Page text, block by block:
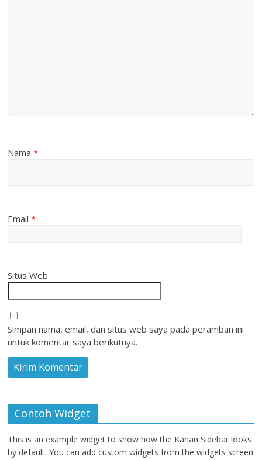
Nama*
Email*
Situs Web
Simpan nama, email, dan situs web saya pada peramban ini
untuk komentar saya berikutnya.
Contoh Widget
This is an example widget to show how the Kanan Sidebar looks
by default. You can add custom widgets from the widgets screen